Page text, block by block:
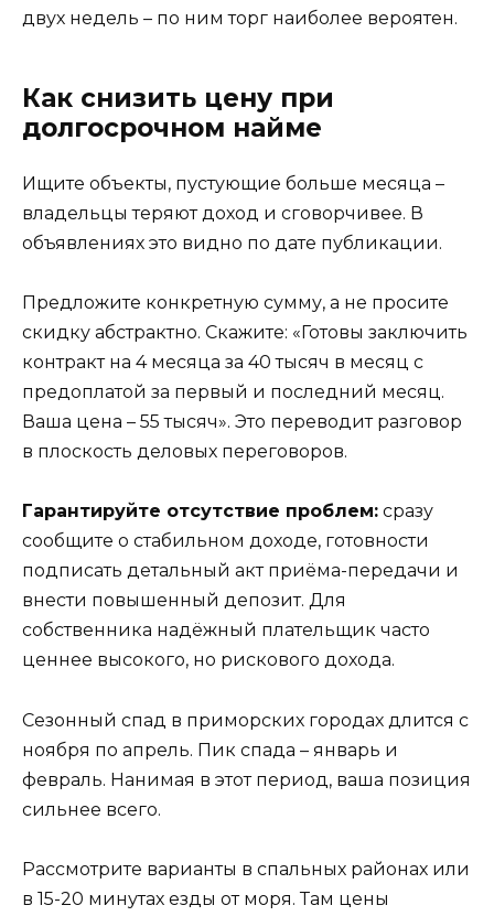
двух недель – по ним торг наиболее вероятен.
Как снизить цену при
долгосрочном найме
Ищите объекты, пустующие больше месяца –
владельцы теряют доход и сговорчивее. В
объявлениях это видно по дате публикации.
Предложите конкретную сумму, а не просите
скидку абстрактно. Скажите: «Готовы заключить
контракт на 4 месяца за 40 тысяч в месяц с
предоплатой за первый и последний месяц.
Ваша цена – 55 тысяч». Это переводит разговор
в плоскость деловых переговоров.
Гарантируйте отсутствие проблем: сразу
сообщите о стабильном доходе, готовности
подписать детальный акт приёма-передачи и
внести повышенный депозит. Для
собственника надёжный плательщик часто
ценнее высокого, но рискового дохода.
Сезонный спад в приморских городах длится с
ноября по апрель. Пик спада – январь и
февраль. Нанимая в этот период, ваша позиция
сильнее всего.
Рассмотрите варианты в спальных районах или
в 15-20 минутах езды от моря. Там цены